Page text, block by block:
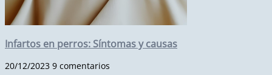
Infartos en perros: Síntomas y causas
20/12/2023 9 comentarios